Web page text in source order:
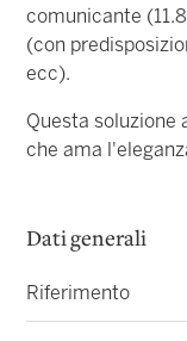
comunicante
(con
ecc).
Questa soluzione
che ama
Dati generali
Riferimento